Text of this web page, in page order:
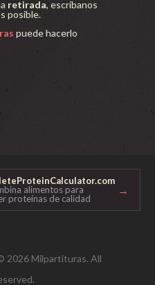
retirada, escríbanos
posible.
puede hacerlo
alimentos para
proteínas de calidad
→
2026 Milpartituras. All